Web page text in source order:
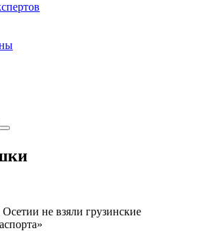
не взяли грузинские